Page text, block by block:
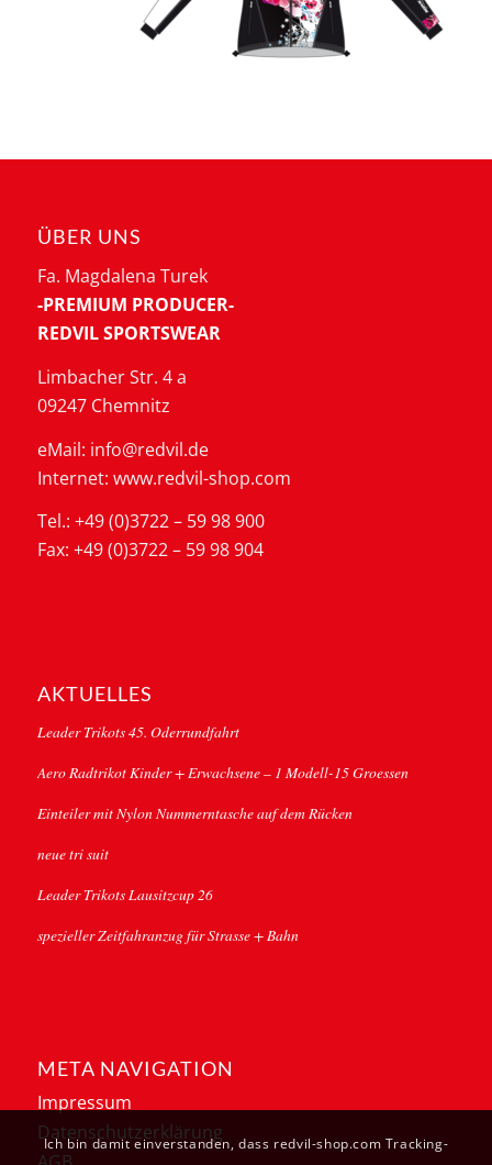
ÜBER UNS
Fa. Magdalena Turek
-PREMIUM PRODUCER-
REDVIL SPORTSWEAR
Limbacher Str. 4 a
09247 Chemnitz
eMail: info@redvil.de
Internet: www.redvil-shop.com
Tel.: +49 (0)3722 – 59 98 900
Fax: +49 (0)3722 – 59 98 904
AKTUELLES
Leader Trikots 45. Oderrundfahrt
Aero Radtrikot Kinder + Erwachsene – 1 Modell-15 Groessen
Einteiler mit Nylon Nummerntasche auf dem Rücken
neue tri suit
Leader Trikots Lausitzcup 26
spezieller Zeitfahranzug für Strasse + Bahn
META NAVIGATION
Impressum
Datenschutzerklärung
Ich bin damit einverstanden, dass redvil-shop.com Tracking-